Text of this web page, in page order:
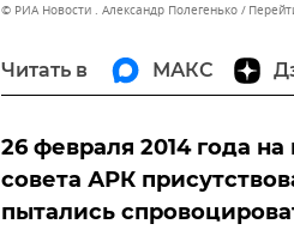
© РИА Новости . Александр Полегенько
Читать в МАКС
26 февраля 2014 года
совета АРК
пытались